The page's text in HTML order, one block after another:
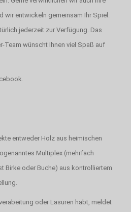
wir entwickeln gemeinsam Ihr Spiel.
jederzeit zur Verfügung. Das
Team wünscht Ihnen viel Spaß auf
entweder Holz aus heimischen
Multiplex (mehrfach
Birke oder Buche) aus kontrolliertem
oder Lasuren habt, meldet